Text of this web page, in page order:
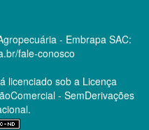
- Embrapa SAC:
fale-conosco
licenciado sob a Licença
- SemDerivações